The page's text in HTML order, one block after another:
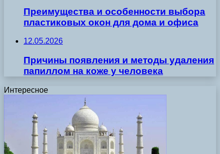
Преимущества и особенности выбора
пластиковых окон для дома и офиса
12.05.2026
Причины появления и методы удаления
папиллом на коже у человека
Интересное